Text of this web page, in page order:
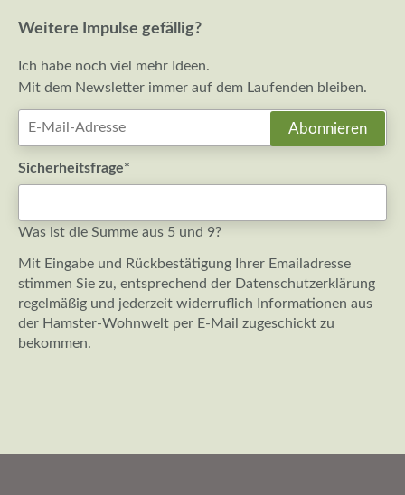
Weitere Impulse gefällig?
Ich habe noch viel mehr Ideen.
Mit dem Newsletter immer auf dem Laufenden bleiben.
E-
Mail-
Adresse
Pflichtfeld
Sicherheitsfrage*
Was ist die Summe aus 5 und 9?
Mit Eingabe und Rückbestätigung Ihrer Emailadresse
stimmen Sie zu, entsprechend der Datenschutzerklärung
regelmäßig und jederzeit widerruflich Informationen aus
der Hamster-Wohnwelt per E-Mail zugeschickt zu
bekommen.
Abonnieren